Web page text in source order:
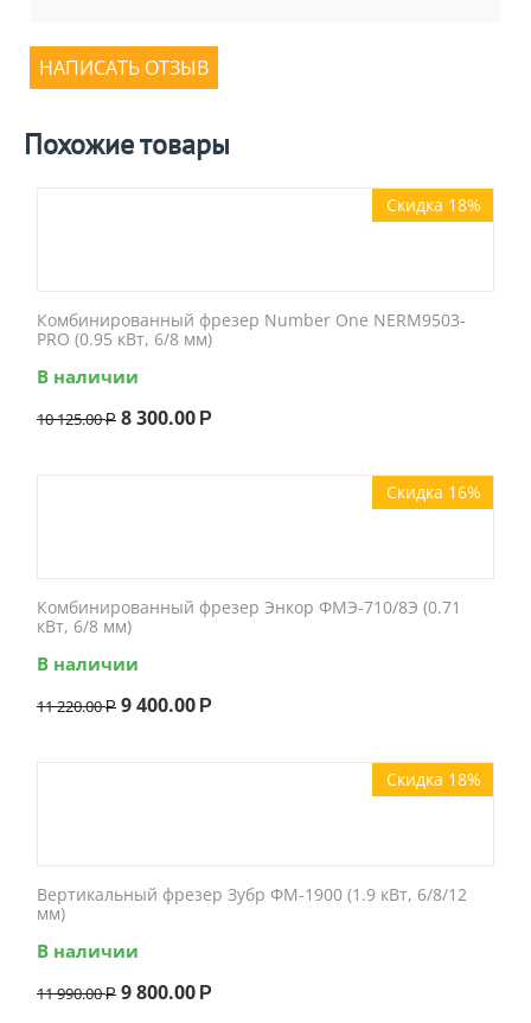
НАПИСАТЬ ОТЗЫВ
Похожие товары
Скидка 18%
Комбинированный фрезер Number One NERM9503-
PRO (0.95 кВт, 6/8 мм)
В наличии
10 125.00 Р 8 300.00 Р
Скидка 16%
Комбинированный фрезер Энкор ФМЭ-710/8Э (0.71
кВт, 6/8 мм)
В наличии
11 220.00 Р 9 400.00 Р
Скидка 18%
Вертикальный фрезер Зубр ФМ-1900 (1.9 кВт, 6/8/12
мм)
В наличии
11 990.00 Р 9 800.00 Р